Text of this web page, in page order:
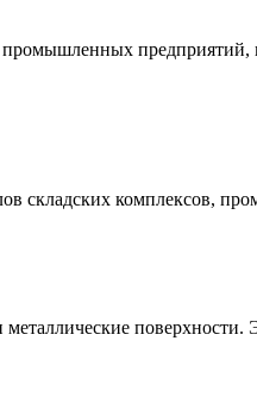
промышленных
складских комплексов,
поверхности.